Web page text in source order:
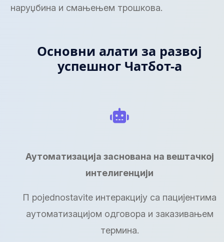
наруџбина и смањењем трошкова.
Основни алати за развој
успешног Чатбот-а
Аутоматизација заснована на вештачкој
интелигенцији
П pojednostavite интеракцију са пацијентима
аутоматизацијом одговора и заказивањем
термина.